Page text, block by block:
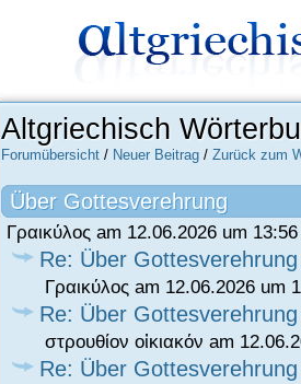
Altgriechisch
Forumübersicht / Neuer Beitrag / Zurück zum
Über Gottesverehrung
Γραικύλος am 12.06.2026 um
Re: Über Gottesverehrung
Γραικύλος am 12.06.2026 um
Re: Über Gottesverehrung
στρουθίον οἰκιακόν am
Re: Über Gottesverehrung